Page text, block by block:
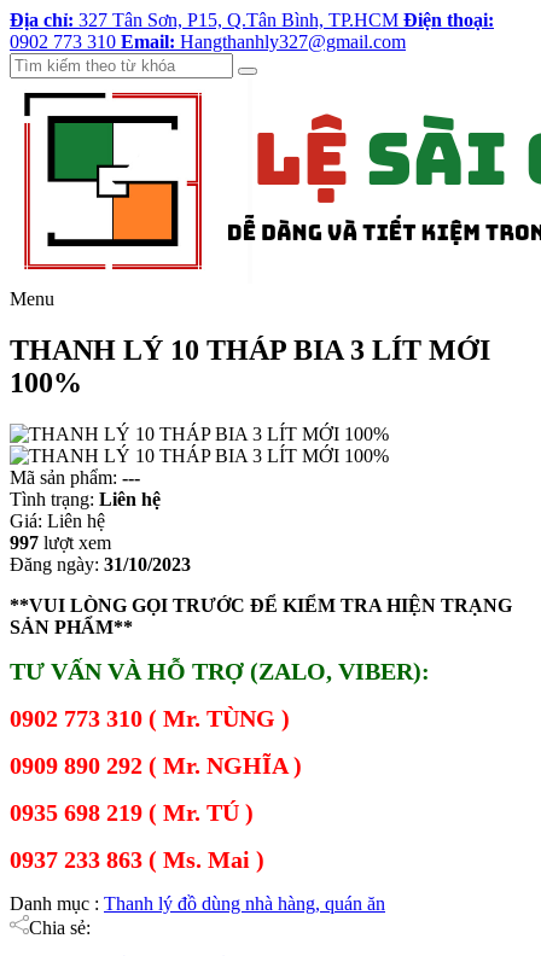
Địa chỉ: 327 Tân Sơn, P15, Q.Tân Bình, TP.HCM Điện thoại:
0902 773 310 Email: Hangthanhly327@gmail.com
Menu
THANH LÝ 10 THÁP BIA 3 LÍT MỚI
100%
Mã sản phẩm: ---
Tình trạng: Liên hệ
Giá: Liên hệ
997 lượt xem
Đăng ngày: 31/10/2023
**VUI LÒNG GỌI TRƯỚC ĐỂ KIỂM TRA HIỆN TRẠNG
SẢN PHẨM**
TƯ VẤN VÀ HỖ TRỢ (ZALO, VIBER):
0902 773 310 ( Mr. TÙNG )
0909 890 292 ( Mr. NGHĨA )
0935 698 219 ( Mr. TÚ )
0937 233 863 ( Ms. Mai )
Danh mục : Thanh lý đồ dùng nhà hàng, quán ăn
Chia sẻ: